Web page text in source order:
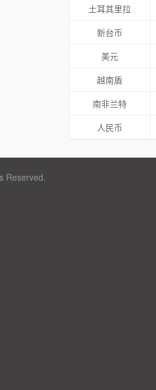
土耳其里拉
新台币
美元
越南盾
南非兰特
人民币
Reserved.